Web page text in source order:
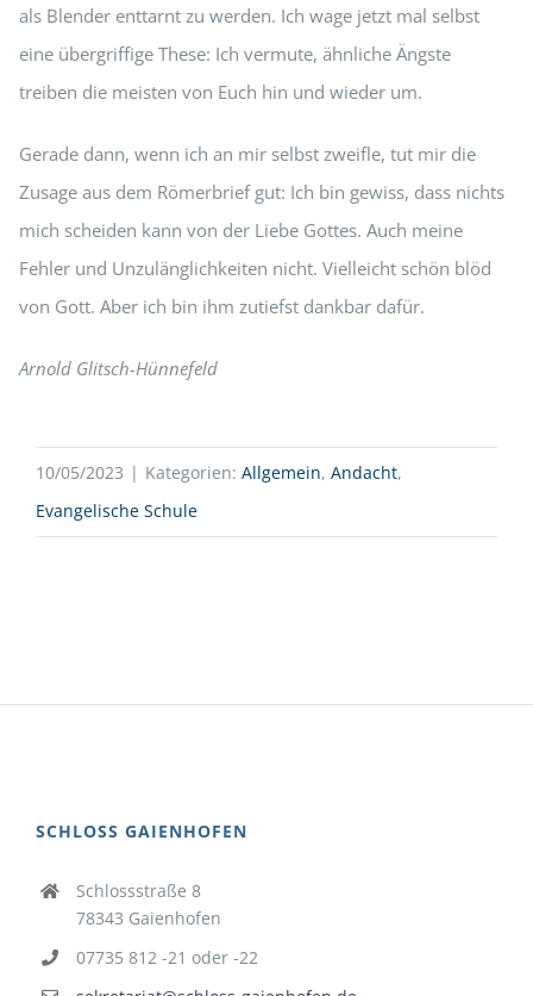
als Blender enttarnt zu werden. Ich wage jetzt mal selbst
eine übergriffige These: Ich vermute, ähnliche Ängste
treiben die meisten von Euch hin und wieder um.
Gerade dann, wenn ich an mir selbst zweifle, tut mir die
Zusage aus dem Römerbrief gut: Ich bin gewiss, dass nichts
mich scheiden kann von der Liebe Gottes. Auch meine
Fehler und Unzulänglichkeiten nicht. Vielleicht schön blöd
von Gott. Aber ich bin ihm zutiefst dankbar dafür.
Arnold Glitsch-Hünnefeld
10/05/2023 | Kategorien: Allgemein, Andacht,
Evangelische Schule
SCHLOSS GAIENHOFEN
Schlossstraße 8
78343 Gaienhofen
07735 812 -21 oder -22